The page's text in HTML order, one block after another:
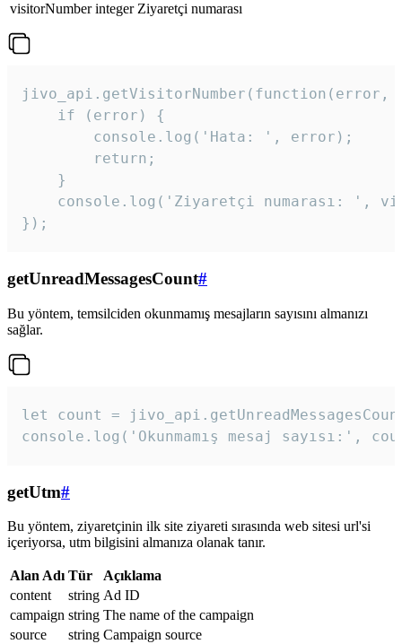
visitorNumber integer Ziyaretçi numarası
jivo_api.getVisitorNumber(function(error,
    if (error) {
        console.log('Hata: ', error);
        return;
    }
console.log('Ziyaretçi numarası: ',
});
getUnreadMessagesCount#
Bu yöntem, temsilciden okunmamış mesajların sayısını almanızı
sağlar.
let count =
console.log('Okunmamış mesaj sayısı:',
getUtm#
Bu yöntem, ziyaretçinin ilk site ziyareti sırasında web sitesi url'si
içeriyorsa, utm bilgisini almanıza olanak tanır.
Alan Adı Tür
Açıklama
content
string Ad ID
campaign string The name of the campaign
source
string Campaign source